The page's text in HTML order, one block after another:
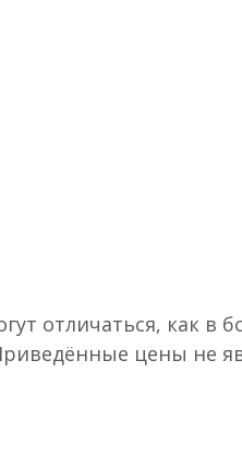
отличаться, как в
цены не